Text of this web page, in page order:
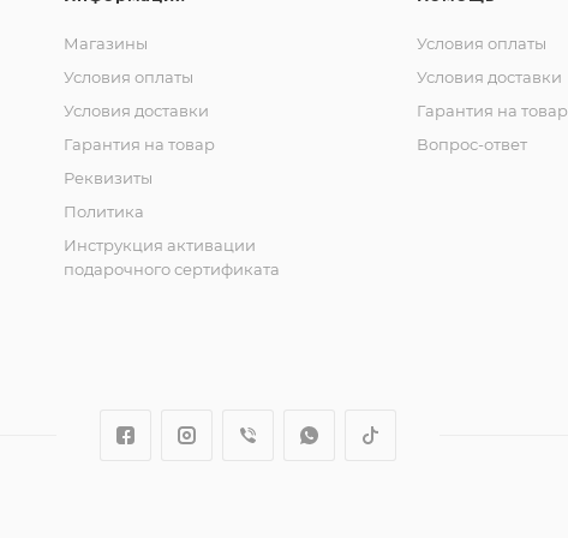
Магазины
Условия оплаты
Условия доставки
Гарантия на товар
Реквизиты
Политика
Инструкция активации
подарочного сертификата
Условия оплаты
Условия доставки
Гарантия на товар
Вопрос-ответ